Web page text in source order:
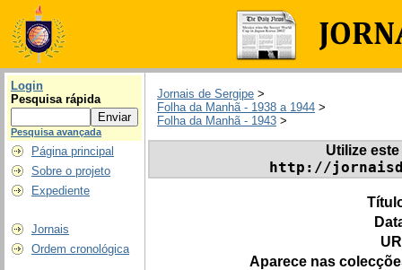
Login
Pesquisa rápida
Pesquisa avançada
Página principal
Sobre o projeto
Expediente
Jornais
Ordem cronológica
Jornais de Sergipe >
Folha da Manhã - 1938 a 1944 >
Folha da Manhã - 1943 >
Utilize
http://
Aparece nas